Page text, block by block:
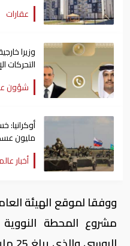
عقارات
وزيرا
التحركات
شؤون
مليون
أخبار
ووفقا لموقع الهيئة
مشروع المحطة